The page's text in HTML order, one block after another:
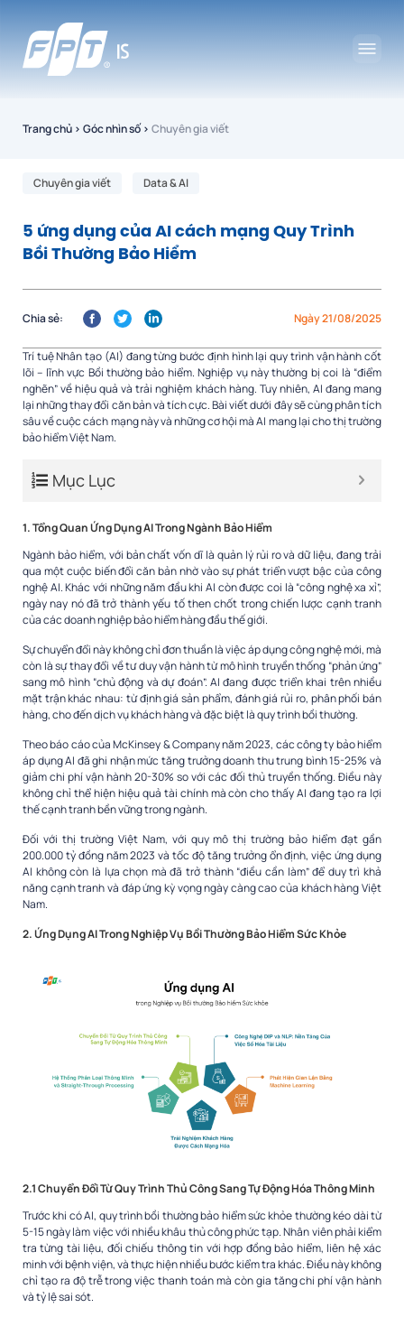
Trang chủ › Góc nhìn số› Chuyên gia viết
Chuyên gia viết Data & AI
5 ứng dụng của AI cách mạng Quy Trình
Bồi Thường Bảo Hiểm
Ngày 21/08/2025
Chia sẻ:
Trí tuệ Nhân tạo (AI) đang từng bước định hình lại quy trình vận hành cốt
lõi – lĩnh vực Bồi thường bảo hiểm. Nghiệp vụ này thường bị coi là “điểm
nghẽn” về hiệu quả và trải nghiệm khách hàng. Tuy nhiên, AI đang mang
lại những thay đổi căn bản và tích cực. Bài viết dưới đây sẽ cùng phân tích
sâu về cuộc cách mạng này và những cơ hội mà AI mang lại cho thị trường
bảo hiểm Việt Nam.
Mục Lục
1. Tổng Quan Ứng Dụng AI Trong Ngành Bảo Hiểm
Ngành bảo hiểm, với bản chất vốn dĩ là quản lý rủi ro và dữ liệu, đang trải
qua một cuộc biến đổi căn bản nhờ vào sự phát triển vượt bậc của công
nghệ AI. Khác với những năm đầu khi AI còn được coi là “công nghệ xa xỉ”,
ngày nay nó đã trở thành yếu tố then chốt trong chiến lược cạnh tranh
của các doanh nghiệp bảo hiểm hàng đầu thế giới.
Sự chuyển đổi này không chỉ đơn thuần là việc áp dụng công nghệ mới, mà
còn là sự thay đổi về tư duy vận hành từ mô hình truyền thống “phản ứng”
sang mô hình “chủ động và dự đoán”. AI đang được triển khai trên nhiều
mặt trận khác nhau: từ định giá sản phẩm, đánh giá rủi ro, phân phối bán
hàng, cho đến dịch vụ khách hàng và đặc biệt là quy trình bồi thường.
Theo báo cáo của McKinsey & Company năm 2023, các công ty bảo hiểm
áp dụng AI đã ghi nhận mức tăng trưởng doanh thu trung bình 15-25% và
giảm chi phí vận hành 20-30% so với các đối thủ truyền thống. Điều này
không chỉ thể hiện hiệu quả tài chính mà còn cho thấy AI đang tạo ra lợi
thế cạnh tranh bền vững trong ngành.
Đối với thị trường Việt Nam, với quy mô thị trường bảo hiểm đạt gần
200.000 tỷ đồng năm 2023 và tốc độ tăng trưởng ổn định, việc ứng dụng
AI không còn là lựa chọn mà đã trở thành “điều cần làm” để duy trì khả
năng cạnh tranh và đáp ứng kỳ vọng ngày càng cao của khách hàng Việt
Nam.
2. Ứng Dụng AI Trong Nghiệp Vụ Bồi Thường Bảo Hiểm Sức Khỏe
2.1 Chuyển Đổi Từ Quy Trình Thủ Công Sang Tự Động Hóa Thông Minh
Trước khi có AI, quy trình bồi thường bảo hiểm sức khỏe thường kéo dài từ
5-15 ngày làm việc với nhiều khâu thủ công phức tạp. Nhân viên phải kiểm
tra từng tài liệu, đối chiếu thông tin với hợp đồng bảo hiểm, liên hệ xác
minh với bệnh viện, và thực hiện nhiều bước kiểm tra khác. Điều này không
chỉ tạo ra độ trễ trong việc thanh toán mà còn gia tăng chi phí vận hành
và tỷ lệ sai sót.